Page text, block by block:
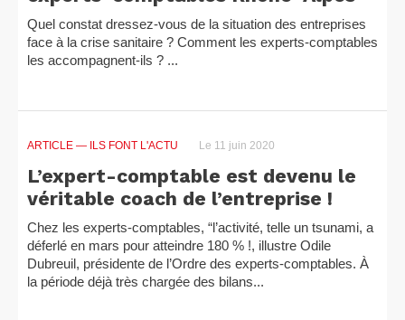
Quel constat dressez-vous de la situation des entreprises
face à la crise sanitaire ? Comment les experts-comptables
les accompagnent-ils ? ...
ARTICLE — ILS FONT L'ACTU Le 11 juin 2020
L’expert-comptable est devenu le
véritable coach de l’entreprise !
Chez les experts-comptables, “l’activité, telle un tsunami, a
déferlé en mars pour atteindre 180 % !, illustre Odile
Dubreuil, présidente de l’Ordre des experts-comptables. À
la période déjà très chargée des bilans...